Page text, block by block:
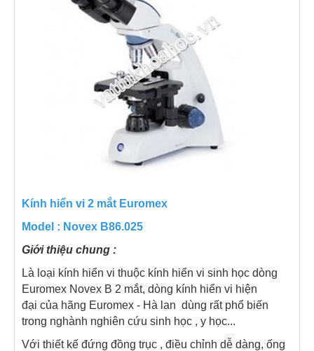
Kính hiển vi 2 mắt Euromex
Model : Novex B86.025
Giới thiệu chung :
Là loại kính hiển vi thuộc kính hiển vi sinh học dòng
Euromex Novex B 2 mắt, dòng kính hiển vi hiện
đại của hãng Euromex - Hà lan dùng rất phổ biến
trong nghành nghiên cứu sinh học , y học...
Với thiết kế đứng đồng trục , điều chỉnh dễ dàng, ống